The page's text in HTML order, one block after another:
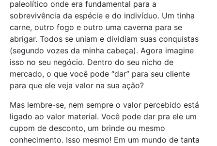
paleolítico onde era fundamental para a
sobrevivência da espécie e do indivíduo. Um tinha
carne, outro fogo e outro uma caverna para se
abrigar. Todos se uniam e dividiam suas conquistas
(segundo vozes da minha cabeça). Agora imagine
isso no seu negócio. Dentro do seu nicho de
mercado, o que você pode “dar” para seu cliente
para que ele veja valor na sua ação?
Mas lembre-se, nem sempre o valor percebido está
ligado ao valor material. Você pode dar pra ele um
cupom de desconto, um brinde ou mesmo
conhecimento. Isso mesmo! Em um mundo de tanta